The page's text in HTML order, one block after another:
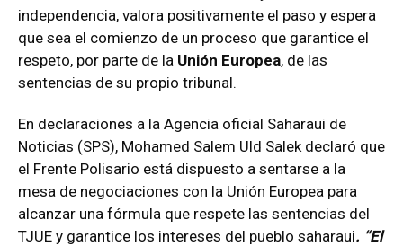
independencia, valora positivamente el paso y espera
que sea el comienzo de un proceso que garantice el
respeto, por parte de la Unión Europea, de las
sentencias de su propio tribunal.
En declaraciones a la Agencia oficial Saharaui de
Noticias (SPS), Mohamed Salem Uld Salek declaró que
el Frente Polisario está dispuesto a sentarse a la
mesa de negociaciones con la Unión Europea para
alcanzar una fórmula que respete las sentencias del
TJUE y garantice los intereses del pueblo saharaui. “El